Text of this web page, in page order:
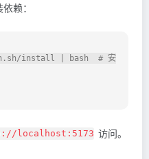
赖：
install | bash # 安
localhost:5173 访问。